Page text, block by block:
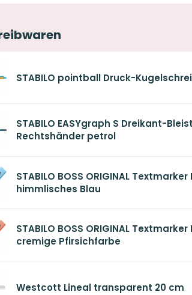
STABILO pointball Druck-
STABILO EASYgraph S Dreikant-
Rechtshänder petrol
STABILO BOSS ORIGINAL
himmlisches Blau
STABILO BOSS ORIGINAL
cremige Pfirsichfarbe
Westcott Lineal transparent 20 cm